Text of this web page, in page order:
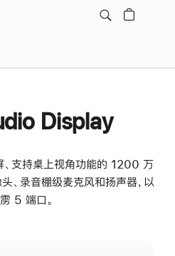
Display
支持桌上视角功能的 1200 万
录音棚级麦克风和扬声器，以
5 端口。